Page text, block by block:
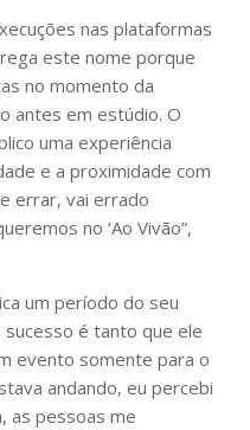
nas plataformas
este nome porque
no momento da
antes em estúdio. O
uma experiência
e a proximidade com
errar, vai errado
no ‘Ao Vivão”,
um período do seu
sucesso é tanto que ele
evento somente para o
andando, eu percebi
as pessoas me